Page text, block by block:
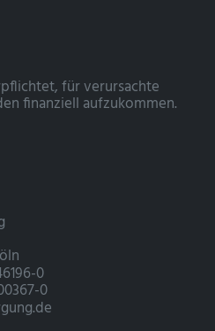
für verursachte
finanziell aufzukommen.
0
0